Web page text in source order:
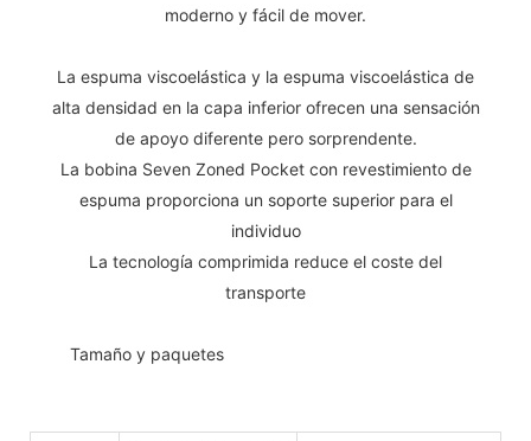
moderno y fácil de mover.
La espuma viscoelástica y la espuma viscoelástica de
alta densidad en la capa inferior ofrecen una sensación
de apoyo diferente pero sorprendente.
La bobina Seven Zoned Pocket con revestimiento de
espuma proporciona un soporte superior para el
individuo
La tecnología comprimida reduce el coste del
transporte
Tamaño y paquetes